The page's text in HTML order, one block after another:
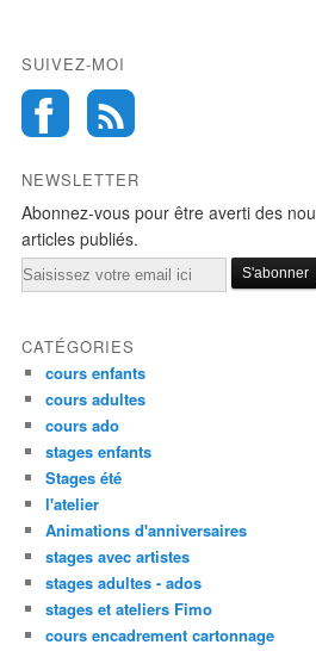
SUIVEZ-MOI
NEWSLETTER
Abonnez-vous pour être averti des
articles publiés.
Email
CATÉGORIES
cours enfants
cours adultes
cours ado
stages enfants
Stages été
l'atelier
Animations d'anniversaires
stages avec artistes
stages adultes - ados
stages et ateliers Fimo
cours encadrement cartonnage